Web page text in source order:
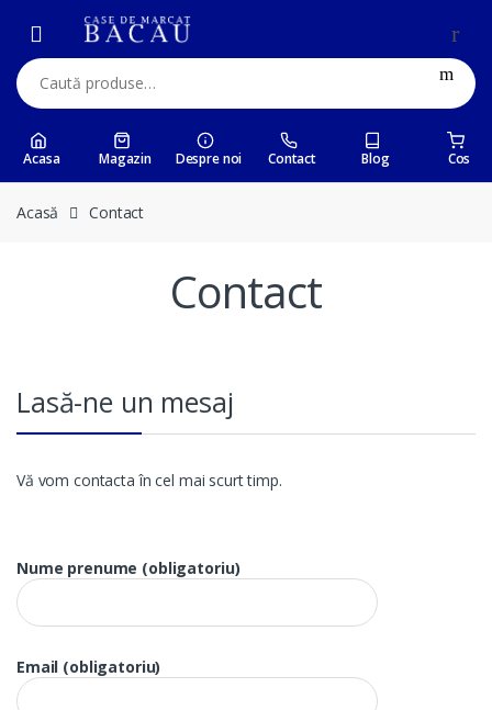
navigation
content
Caută:
Acasa Magazin Despre noi Contact Blog Cos
Acasă Contact
Contact
Lasă-ne un mesaj
Vă vom contacta în cel mai scurt timp.
Nume prenume (obligatoriu)
Email (obligatoriu)